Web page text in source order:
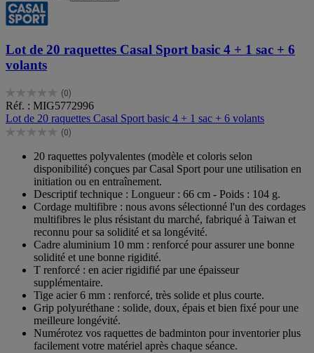
Lot de 20 raquettes Casal Sport basic 4 + 1 sac + 6
volants
(0)
0.0
sur
5
étoiles.
Réf. : MIG5772996
Lot de 20 raquettes Casal Sport basic 4 + 1 sac + 6 volants
(0)
0.0
étoiles.
20 raquettes polyvalentes (modèle et coloris selon
disponibilité) conçues par Casal Sport pour une utilisation en
initiation ou en entraînement.
Descriptif technique : Longueur : 66 cm - Poids : 104 g.
Cordage multifibre : nous avons sélectionné l'un des cordages
multifibres le plus résistant du marché, fabriqué à Taiwan et
reconnu pour sa solidité et sa longévité.
Cadre aluminium 10 mm : renforcé pour assurer une bonne
solidité et une bonne rigidité.
T renforcé : en acier rigidifié par une épaisseur
supplémentaire.
Tige acier 6 mm : renforcé, très solide et plus courte.
Grip polyuréthane : solide, doux, épais et bien fixé pour une
meilleure longévité.
Numérotez vos raquettes de badminton pour inventorier plus
facilement votre matériel après chaque séance.